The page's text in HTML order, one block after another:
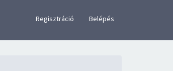
Regisztráció Belépés